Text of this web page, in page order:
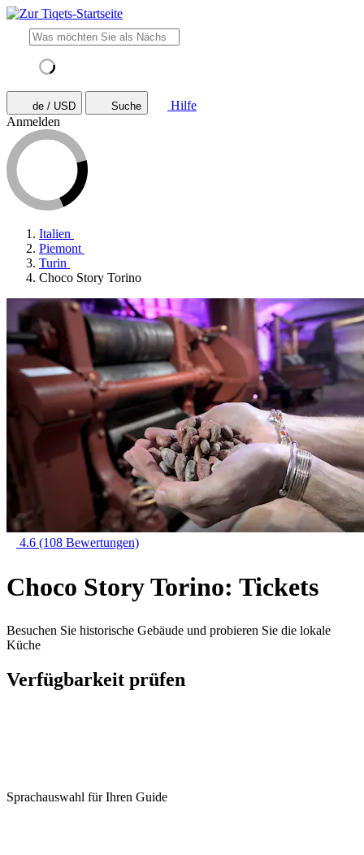
de / USD Suche
Hilfe
Anmelden
Italien
Piemont
Turin
Choco Story Torino
4.6 (108 Bewertungen)
Choco Story Torino: Tickets
Besuchen Sie historische Gebäude und probieren Sie die lokale
Küche
Verfügbarkeit prüfen
Sprachauswahl für Ihren Guide